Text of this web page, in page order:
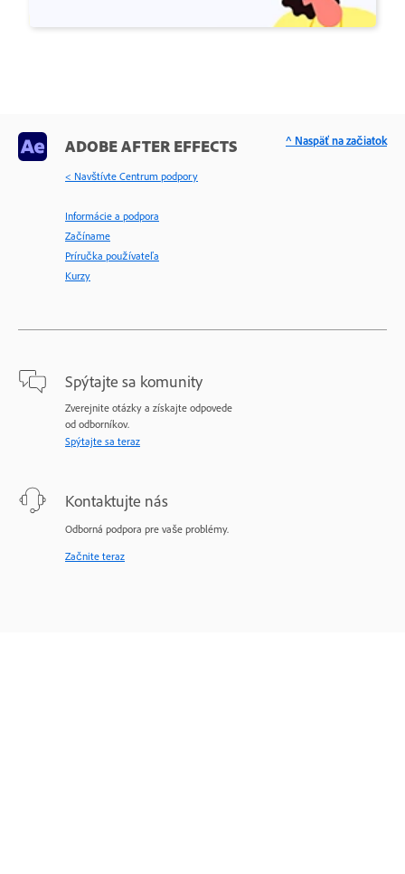
ADOBE AFTER EFFECTS
< Navštívte Centrum podpory
Informácie a podpora
Začíname
Príručka používateľa
Kurzy
Spýtajte sa komunity
Zverejnite otázky a získajte odpovede
od odborníkov.
Spýtajte sa teraz
Kontaktujte nás
Odborná podpora pre vaše problémy.
Začnite teraz
^ Naspäť na začiatok